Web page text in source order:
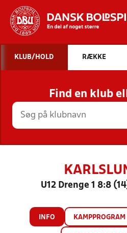
STILLINGER,
HOLD
KLUB/HOLD RÆKKE
Find en klub
U12 Drenge 1 8:8
INFO KAMPPROGRAM